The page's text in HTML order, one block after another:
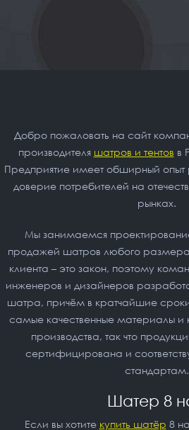
Добро пожаловать на сайт
производителя шатров и тентов в
Предприятие имеет обширный
доверие потребителей на
рынках.
Мы занимаемся
продажей шатров любого
клиента – это закон, поэтому
инженеров и дизайнеров
шатра, причём в кратчайшие
самые качественные материалы и
производства, так что
сертифицирована и
стандартам.
Шатер 8
Если вы хотите купить шатёр 8